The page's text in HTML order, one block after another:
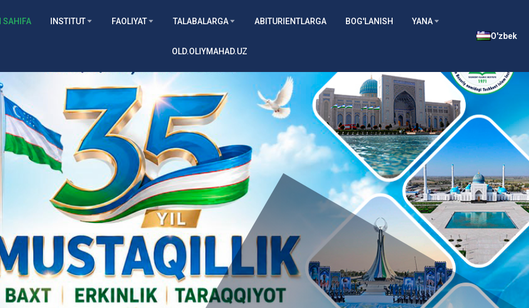
SAHIFA INSTITUT FAOLIYAT TALABALARGA ABITURIENTLARGA BOG'LANISH YANA
OLD.OLIYMAHAD.UZ
O'zbek